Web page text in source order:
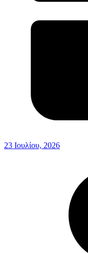
23 Ιουλίου, 2026